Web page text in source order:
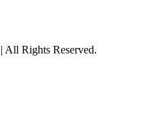
| All Rights Reserved.